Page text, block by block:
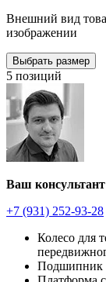
Внешний вид
изображении
Выбрать размер
5 позиций
Ваш
+7 (931) 252-93-28
Колесо для
Подшипник